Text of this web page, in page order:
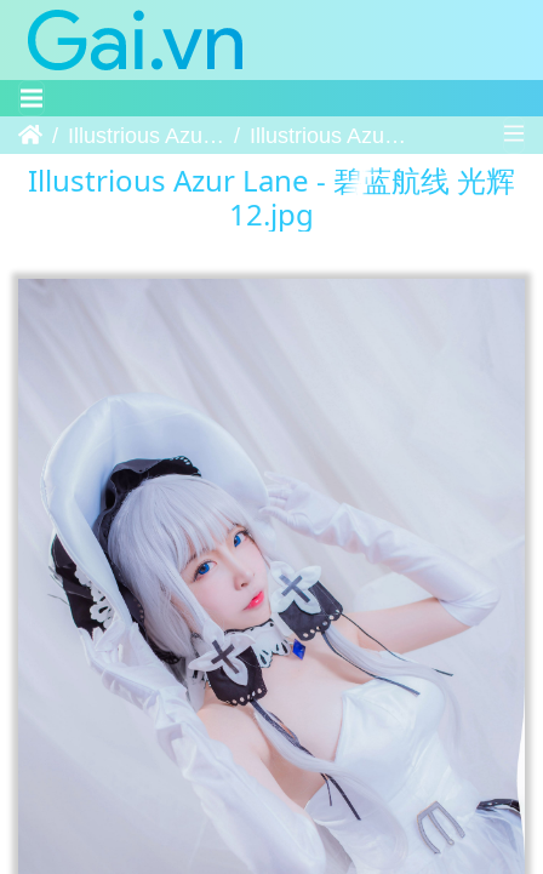
Trang chủIllustrious Azur Lane - 碧蓝航线 光辉 Illustrious Azur Lane - 碧蓝航线 光辉 12
Illustrious Azur Lane - 碧蓝航线 光辉
12.jpg